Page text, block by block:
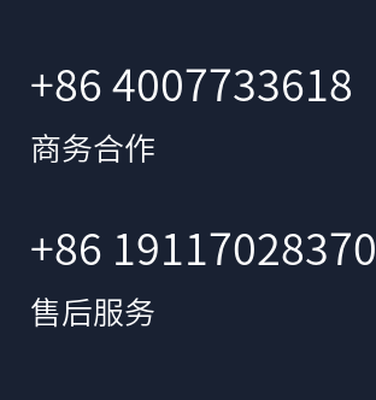
+86 4007733618
商务合作
+86 19117028370
售后服务